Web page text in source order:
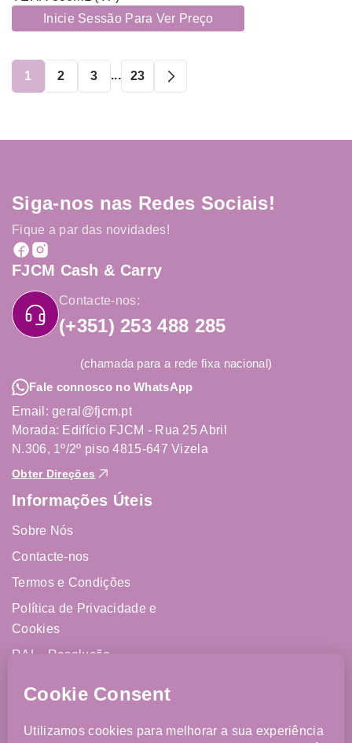
Inicie Sessão Para Ver Preço
1 2 3 ... 23
Siga-nos nas Redes Sociais!
Fique a par das novidades!
FJCM Cash & Carry
Contacte-nos:
(+351) 253 488 285
(chamada para a rede fixa nacional)
Fale connosco no WhatsApp
Email: geral@fjcm.pt
Morada: Edifício FJCM - Rua 25 Abril
N.306, 1º/2º piso 4815-647 Vizela
Obter Direções
Informações Úteis
Sobre Nós
Contacte-nos
Termos e Condições
Política de Privacidade e
Cookies
RAL - Resolução
Livro de Reclamações